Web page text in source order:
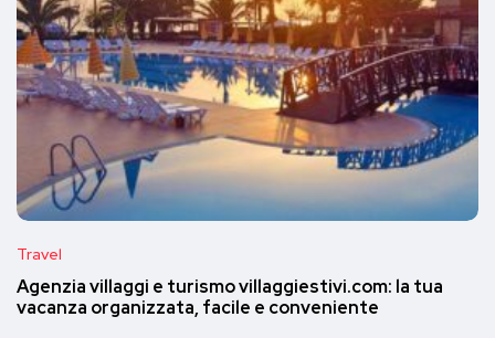
Travel
Agenzia villaggi e turismo villaggiestivi.com: la tua
vacanza organizzata, facile e conveniente